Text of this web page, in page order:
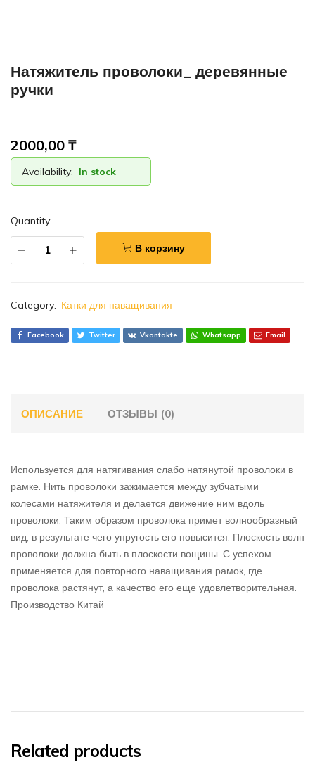
Натяжитель проволоки_ деревянные
ручки
2000,00 ₸
Availability: In stock
Quantity:
В корзину
Category: Катки для наващивания
Facebook Twitter Vkontakte Whatsapp Email
ОПИСАНИЕ ОТЗЫВЫ (0)
Используется для натягивания слабо натянутой проволоки в
рамке. Нить проволоки зажимается между зубчатыми
колесами натяжителя и делается движение ним вдоль
проволоки. Таким образом проволока примет волнообразный
вид, в результате чего упругость его повысится. Плоскость волн
проволоки должна быть в плоскости вощины. С успехом
применяется для повторного наващивания рамок, где
проволока растянут, а качество его еще удовлетворительная.
Производство Китай
Related products